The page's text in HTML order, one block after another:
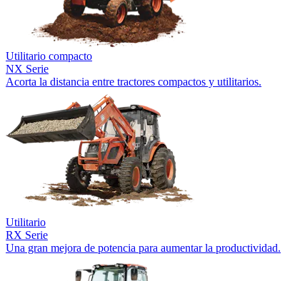
Utilitario compacto
NX Serie
Acorta la distancia entre tractores compactos y utilitarios.
Utilitario
RX Serie
Una gran mejora de potencia para aumentar la productividad.